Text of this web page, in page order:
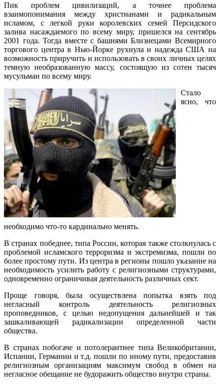
Пик проблем цивилизаций, а точнее проблема
взаимопонимания между христианами и радикальным
исламом, с легкой руки королевских семей Персидского
залива насаждаемого по всему миру, пришелся на сентябрь
2001 года. Тогда вместе с башнями Близнецами Всемирного
торгового центра в Нью-Йорке рухнула и надежда США на
возможность приручить и использовать в своих личных целях
темную необразованную массу, состоящую из сотен тысяч
мусульман по всему миру.
Стало
ясно, что
необходимо что-то кардинально менять.
В странах победнее, типа России, которая также столкнулась с
проблемой исламского терроризма и экстремизма, пошли по
более простому пути. Из центра в регионы пошло указание на
необходимость усилить работу с религиозными структурами,
одновременно ограничивая деятельность различных сект.
Проще говоря, была осуществлена попытка взять под
негласный контроль деятельность религиозных
проповедников, с целью недопущения дальнейшей и так
зашкаливающей радикализации определенной части
общества.
В странах побогаче и потолерантнее типа Великобритании,
Испании, Германии и т.д. пошли по иному пути, предоставив
религиозным организациям максимум свобод в обмен на
негласное обещание не будоражить общество внутри страны.